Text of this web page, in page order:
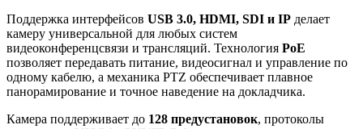
Поддержка интерфейсов USB 3.0, HDMI, SDI и IP делает
камеру универсальной для любых систем
видеоконференцсвязи и трансляций. Технология PoE
позволяет передавать питание, видеосигнал и управление по
одному кабелю, а механика PTZ обеспечивает плавное
панорамирование и точное наведение на докладчика.
Камера поддерживает до 128 предустановок, протоколы